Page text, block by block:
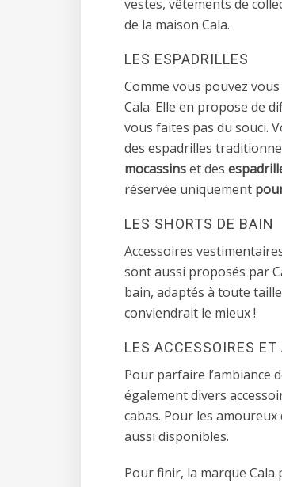
vestes, vêtements de
de la maison Cala.
LES ESPADRILLES
Comme vous pouvez
Cala. Elle en propose de
vous faites pas du souci.
des espadrilles
mocassinset des
réservée uniquement
LES SHORTS DE BAIN
Accessoires
sont aussi proposés par
bain, adaptés à toute
conviendrait le mieux !
LES ACCESSOIRES
Pour parfaire l’ambiance
également divers
cabas. Pour les
aussi disponibles.
Pour finir, la marque Cala